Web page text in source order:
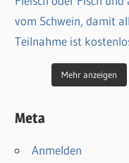
Mehr anzeigen
Meta
Anmelden